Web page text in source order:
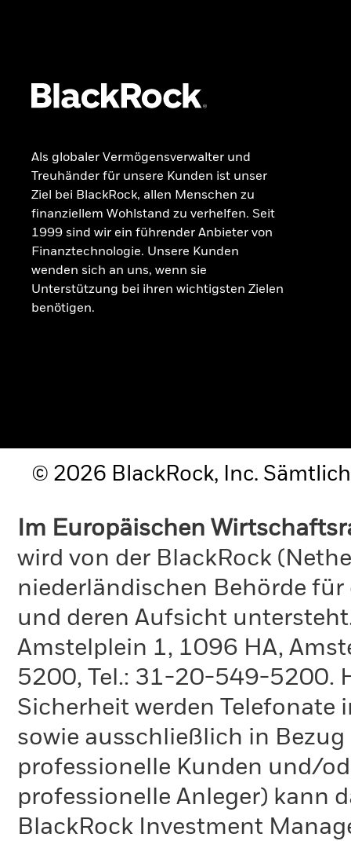
Als globaler Vermögensverwalter und
Treuhänder für unsere Kunden ist unser
Ziel bei BlackRock, allen Menschen zu
finanziellem Wohlstand zu verhelfen. Seit
1999 sind wir ein führender Anbieter von
Finanztechnologie. Unsere Kunden
wenden sich an uns, wenn sie
Unterstützung bei ihren wichtigsten Zielen
benötigen.
© 2026 BlackRock, Inc.
Im Europäischen
wird von der BlackRock
niederländischen Behörde
und deren Aufsicht
Amstelplein 1, 1096 HA,
5200, Tel.: 31-20-549-5200.
Sicherheit werden Telefonate
sowie ausschließlich in
professionelle Kunden und/
professionelle Anleger) kann
BlackRock Investment